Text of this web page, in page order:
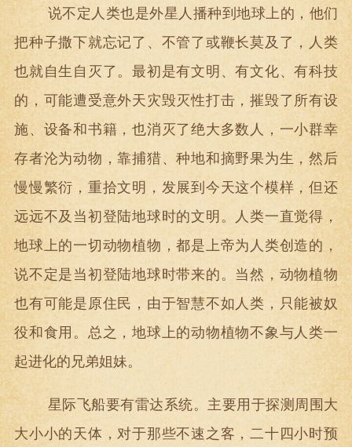
说不定人类也是外星人播种到地球上的，他们
把种子撒下就忘记了、不管了或鞭长莫及了，人类
也就自生自灭了。最初是有文明、有文化、有科技
的，可能遭受意外天灾毁灭性打击，摧毁了所有设
施、设备和书籍，也消灭了绝大多数人，一小群幸
存者沦为动物，靠捕猎、种地和摘野果为生，然后
慢慢繁衍，重拾文明，发展到今天这个模样，但还
远远不及当初登陆地球时的文明。人类一直觉得，
地球上的一切动物植物，都是上帝为人类创造的，
说不定是当初登陆地球时带来的。当然，动物植物
也有可能是原住民，由于智慧不如人类，只能被奴
役和食用。总之，地球上的动物植物不象与人类一
起进化的兄弟姐妹。
星际飞船要有雷达系统。主要用于探测周围大
大小小的天体，对于那些不速之客，二十四小时预